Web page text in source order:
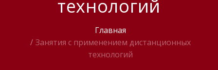
технологий
Главная
Занятия с применением дистанционных
технологий